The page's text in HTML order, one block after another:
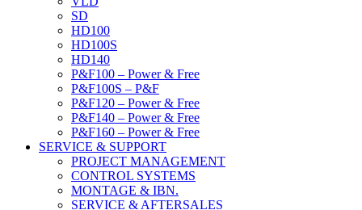
SD
HD100
HD100S
HD140
P&F100 – Power & Free
P&F100S – P&F
P&F120 – Power & Free
P&F140 – Power & Free
P&F160 – Power & Free
SERVICE & SUPPORT
PROJECT MANAGEMENT
CONTROL SYSTEMS
MONTAGE & IBN.
SERVICE & AFTERSALES